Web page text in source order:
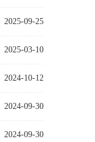
2025-09-25
2025-03-10
2024-10-12
2024-09-30
2024-09-30